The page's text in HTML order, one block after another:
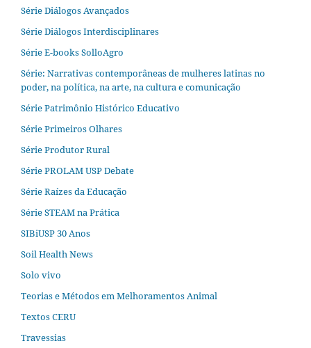
Série Diálogos Avançados
Série Diálogos Interdisciplinares
Série E-books SolloAgro
Série: Narrativas contemporâneas de mulheres latinas no
poder, na política, na arte, na cultura e comunicação
Série Patrimônio Histórico Educativo
Série Primeiros Olhares
Série Produtor Rural
Série PROLAM USP Debate
Série Raízes da Educação
Série STEAM na Prática
SIBiUSP 30 Anos
Soil Health News
Solo vivo
Teorias e Métodos em Melhoramentos Animal
Textos CERU
Travessias